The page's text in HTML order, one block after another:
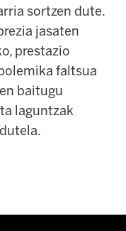
sortzen dute.
jasaten
prestazio
faltsua
baitugu
laguntzak